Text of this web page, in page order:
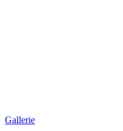
Gallerie